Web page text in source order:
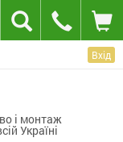
Вхід
і монтаж
Україні